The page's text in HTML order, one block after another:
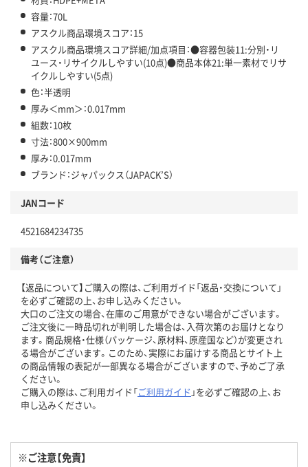
容量：70L
アスクル商品環境スコア：15
アスクル商品環境スコア詳細/加点項目：●容器包装11:分別・リ
ユース・リサイクルしやすい(10点)●商品本体21:単一素材でリサ
イクルしやすい(5点)
色：半透明
厚み＜mm＞：0.017mm
組数：10枚
寸法：800×900mm
厚み：0.017mm
ブランド：ジャパックス（JAPACK’S）
JANコード
4521684234735
備考（ご注意）
【返品について】ご購入の際は、ご利用ガイド「返品・交換について」
を必ずご確認の上、お申し込みください。
大口のご注文の場合、在庫のご用意ができない場合がございます。
ご注文後に一時品切れが判明した場合は、入荷次第のお届けとなり
ます。商品規格・仕様（パッケージ、原材料、原産国など）が変更され
る場合がございます。このため、実際にお届けする商品とサイト上
の商品情報の表記が一部異なる場合がございますので、予めご了承
ください。
ご購入の際は、ご利用ガイド「ご利用ガイド 」を必ずご確認の上、お
申し込みください。
※ご注意【免責】